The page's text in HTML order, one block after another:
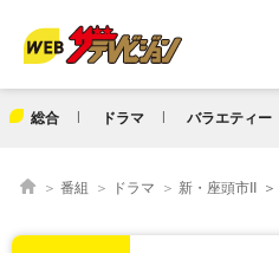
総合 ドラマ バラエティー
番組 ドラマ 新・座頭市II